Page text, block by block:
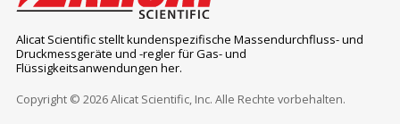
Alicat Scientific stellt kundenspezifische Massendurchfluss- und
Druckmessgeräte und -regler für Gas- und
Flüssigkeitsanwendungen her.
Copyright © 2026 Alicat Scientific, Inc. Alle Rechte vorbehalten.